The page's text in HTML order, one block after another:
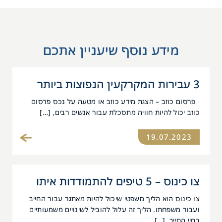
הולם
3 עבירות המקרקעין הנפוצות ביותר
פרסום כוזב – הצגת מידע כוזב או מטעה על נכס פרסום
כוזב יכול להיות חוויה מתסכלת עבור אנשים רבים, […]
19.07.2023
צו כינוס – 5 טיפים להתמודדות איתו
צו כינוס הוא הליך משפטי שיכול להיות מאתגר עבור החייב
ועבור משפחתו. הליך זה עלול להוביל לשינויים משמעותיים